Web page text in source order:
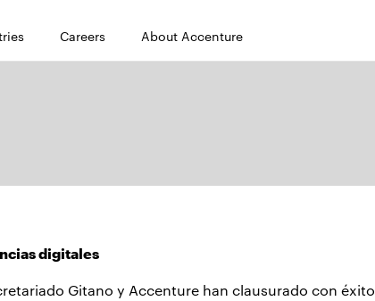
Careers About Accenture
digitales
Gitano y Accenture han clausurado con éxito